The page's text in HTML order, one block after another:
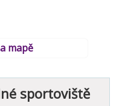
mapě
sportoviště